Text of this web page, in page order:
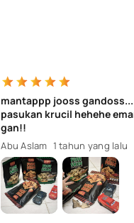
mantappp jooss
pasukan krucil hehehe
gan!!
Abu Aslam 1 tahun yang lalu